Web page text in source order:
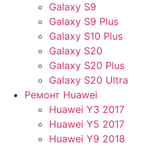
Galaxy S9
Galaxy S9 Plus
Galaxy S10 Plus
Galaxy S20
Galaxy S20 Plus
Galaxy S20 Ultra
Ремонт Huawei
Huawei Y3 2017
Huawei Y5 2017
Huawei Y9 2018